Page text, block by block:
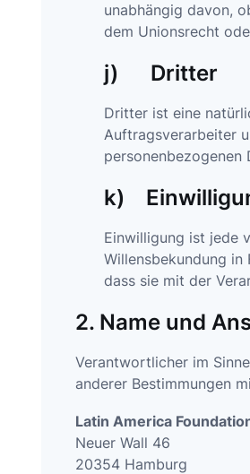
unabhängig davon,
dem Unionsrecht
j) Dritter
Dritter ist eine
Auftragsverarbeiter
personenbezogenen
k)
Einwilligung ist jede
Willensbekundung
dass sie mit der
2. Name und
Verantwortlicher im
anderer Bestimmungen
Latin America
Neuer Wall 46
20354 Hamburg